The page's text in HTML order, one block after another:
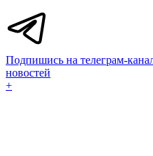
Подпишись на телеграм-
новостей
+